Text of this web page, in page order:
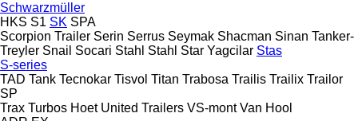
Schwarzmüller
HKS S1 SK SPA
Scorpion Trailer Serin Serrus Seymak Shacman Sinan Tanker-
Treyler Snail Socari Stahl Stahl Star Yagcilar Stas
S-series
TAD Tank Tecnokar Tisvol Titan Trabosa Trailis Trailix Trailor
SP
Trax Turbos Hoet United Trailers VS-mont Van Hool